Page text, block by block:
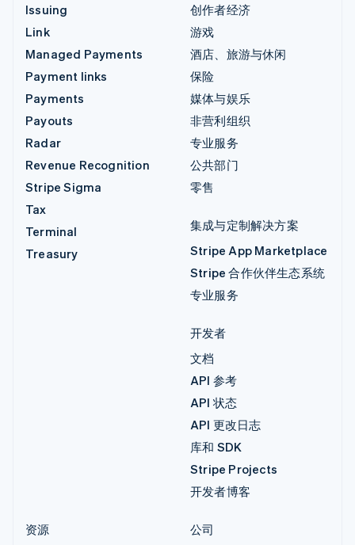
Issuing
Link
Managed Payments
Payment links
Payments
Payouts
Radar
Revenue Recognition
Stripe Sigma
Tax
Terminal
Treasury
创作者经济
游戏
酒店、旅游与休闲
保险
媒体与娱乐
非营利组织
专业服务
公共部门
零售
集成与定制解决方案
Stripe App Marketplace
Stripe 合作伙伴生态系统
专业服务
开发者
文档
API 参考
API 状态
API 更改日志
库和 SDK
Stripe Projects
开发者博客
资源
公司